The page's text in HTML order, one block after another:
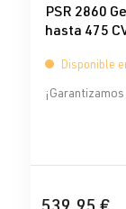
PSR 2860
hasta 475
Disponible